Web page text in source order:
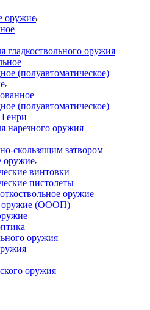
оружие
гладкоствольного оружия
(полуавтоматическое)
(полуавтоматическое)
нарезного оружия
скользящим затвором
оружие
винтовки
пистолеты
оружие
оружие (ОООП)
оружия
оружия